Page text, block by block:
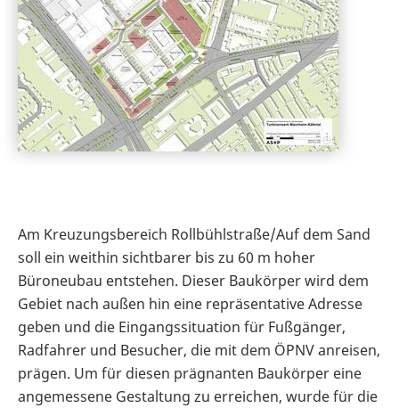
Am Kreuzungsbereich Rollbühlstraße/Auf dem Sand
soll ein weithin sichtbarer bis zu 60 m hoher
Büroneubau entstehen. Dieser Baukörper wird dem
Gebiet nach außen hin eine repräsentative Adresse
geben und die Eingangssituation für Fußgänger,
Radfahrer und Besucher, die mit dem ÖPNV anreisen,
prägen. Um für diesen prägnanten Baukörper eine
angemessene Gestaltung zu erreichen, wurde für die